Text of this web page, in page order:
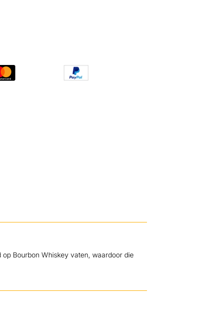
Bourbon Whiskey vaten, waardoor die